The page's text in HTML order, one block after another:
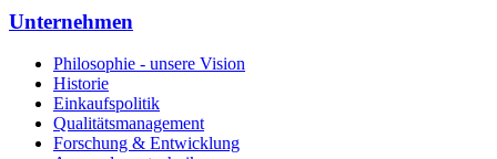
Unternehmen
Philosophie - unsere Vision
Historie
Einkaufspolitik
Qualitätsmanagement
Forschung & Entwicklung